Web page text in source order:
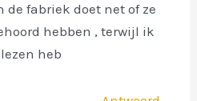
de fabriek doet net of ze
hebben , terwijl ik
heb